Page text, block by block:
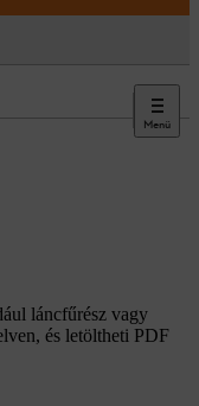
Menü
láncfűrész vagy
és letöltheti PDF